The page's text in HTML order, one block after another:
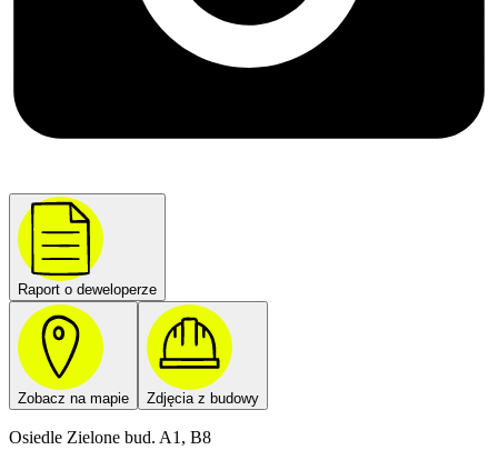
Raport o deweloperze
Zobacz na mapie Zdjęcia z budowy
Osiedle Zielone bud. A1, B8